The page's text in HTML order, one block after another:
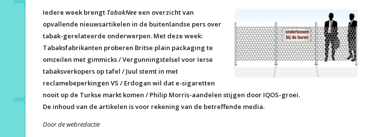
Iedere week brengt TabakNee een overzicht van
opvallende nieuwsartikelen in de buitenlandse pers over
tabak-gerelateerde onderwerpen. Met deze week:
Tabaksfabrikanten proberen Britse plain packaging te
omzeilen met gimmicks / Vergunningstelsel voor Ierse
tabaksverkopers op tafel / Juul stemt in met
reclamebeperkingen VS / Erdogan wil dat e-sigaretten
nooit op de Turkse markt komen / Philip Morris-aandelen stijgen door IQOS-groei.
De inhoud van de artikelen is voor rekening van de betreffende media.
Door de webredactie